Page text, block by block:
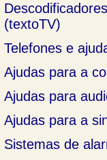
(textoTV)
Telefones e
Ajudas para a
Ajudas para
Ajudas para a
Sistemas de